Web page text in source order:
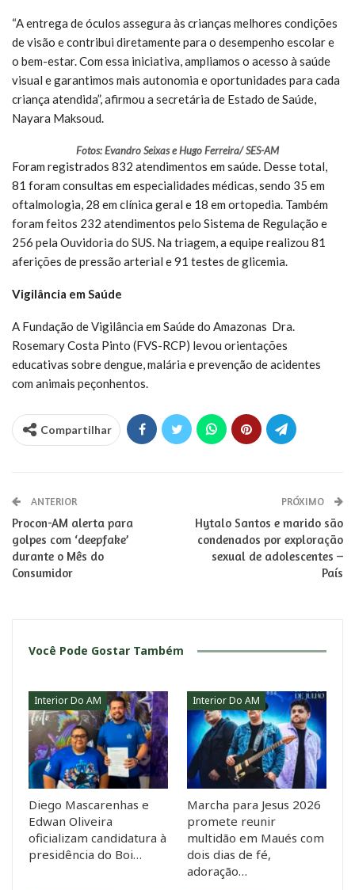
“A entrega de óculos assegura às crianças melhores condições
de visão e contribui diretamente para o desempenho escolar e
o bem-estar. Com essa iniciativa, ampliamos o acesso à saúde
visual e garantimos mais autonomia e oportunidades para cada
criança atendida”, afirmou a secretária de Estado de Saúde,
Nayara Maksoud.
Fotos: Evandro Seixas e Hugo Ferreira/ SES-AM
Foram registrados 832 atendimentos em saúde. Desse total,
81 foram consultas em especialidades médicas, sendo 35 em
oftalmologia, 28 em clínica geral e 18 em ortopedia. Também
foram feitos 232 atendimentos pelo Sistema de Regulação e
256 pela Ouvidoria do SUS. Na triagem, a equipe realizou 81
aferições de pressão arterial e 91 testes de glicemia.
Vigilância em Saúde
A Fundação de Vigilância em Saúde do Amazonas  Dra.
Rosemary Costa Pinto (FVS-RCP) levou orientações
educativas sobre dengue, malária e prevenção de acidentes
com animais peçonhentos.
Compartilhar
ANTERIOR
Procon-AM alerta para
golpes com ‘deepfake’
durante o Mês do
Consumidor
PRÓXIMO
Hytalo Santos e marido são
condenados por exploração
sexual de adolescentes –
País
Você Pode Gostar Também
Interior Do AM
Diego Mascarenhas e
Edwan Oliveira
oficializam candidatura à
presidência do Boi…
Interior Do AM
Marcha para Jesus 2026
promete reunir
multidão em Maués com
dois dias de fé,
adoração…